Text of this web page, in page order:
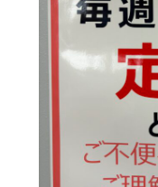
採用情報